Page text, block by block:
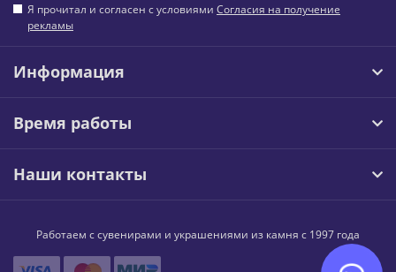
Я прочитал и согласен с условиями Согласия на получение
рекламы
Информация
Время работы
Наши контакты
Работаем с сувенирами и украшениями из камня с 1997 года